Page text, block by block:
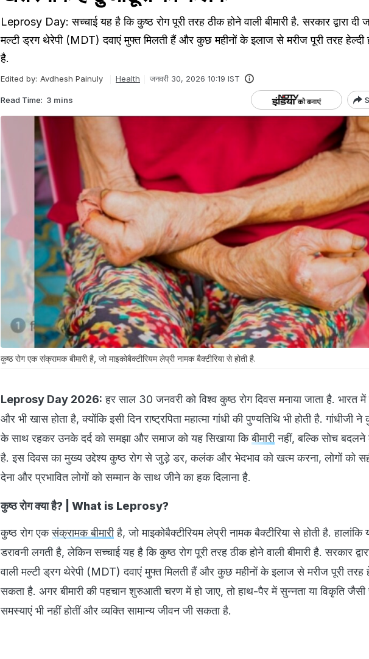
Leprosy Day: सच्चाई यह है कि कुष्ठ रोग पूरी तरह ठीक होने वाली बीमारी है. सरकार द्वारा दी
मल्टी ड्रग थेरेपी (MDT) दवाएं मुफ्त मिलती हैं और कुछ महीनों के इलाज से मरीज पूरी तरह हेल्दी
है.
Edited by: Avdhesh Painuly Health जनवरी 30, 2026 10:19 IST
Read Time: 3 mins
कुष्ठ रोग एक संक्रामक बीमारी है, जो माइकोबैक्टीरियम लेप्री नामक बैक्टीरिया से होती है.
Leprosy Day 2026: हर साल 30 जनवरी को विश्व कुष्ठ रोग दिवस मनाया जाता है. भारत में
और भी खास होता है, क्योंकि इसी दिन राष्ट्रपिता महात्मा गांधी की पुण्यतिथि भी होती है. गांधीजी ने
के साथ रहकर उनके दर्द को समझा और समाज को यह सिखाया किबीमारीनहीं, बल्कि सोच
है. इस दिवस का मुख्य उद्देश्य कुष्ठ रोग से जुड़े डर, कलंक और भेदभाव को खत्म करना, लोगों को
देना और प्रभावित लोगों को सम्मान के साथ जीने का हक दिलाना है.
कुष्ठ रोग क्या है? | What is Leprosy?
कुष्ठ रोग एकसंक्रामक बीमारीहै, जो माइकोबैक्टीरियम लेप्री नामक बैक्टीरिया से होती है.
डरावनी लगती है, लेकिन सच्चाई यह है कि कुष्ठ रोग पूरी तरह ठीक होने वाली बीमारी है. सरकार
वाली मल्टी ड्रग थेरेपी (MDT) दवाएं मुफ्त मिलती हैं और कुछ महीनों के इलाज से मरीज पूरी तरह
सकता है. अगर बीमारी की पहचान शुरुआती चरण में हो जाए, तो हाथ-पैर में सुन्नता या विकृति जैसी
समस्याएं भी नहीं होतीं और व्यक्ति सामान्य जीवन जी सकता है.